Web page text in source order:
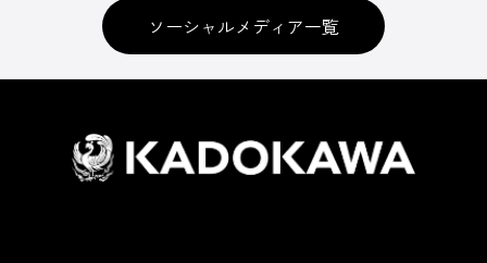
ソーシャルメディア一覧